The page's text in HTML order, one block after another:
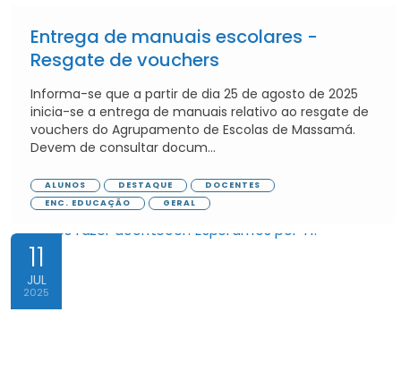
Entrega de manuais escolares -
Resgate de vouchers
Informa-se que a partir de dia 25 de agosto de 2025
inicia-se a entrega de manuais relativo ao resgate de
vouchers do Agrupamento de Escolas de Massamá.
Devem de consultar docum...
ALUNOS DESTAQUE
DOCENTES
ENC. EDUCAÇÃO
GERAL
11
JUL
2025